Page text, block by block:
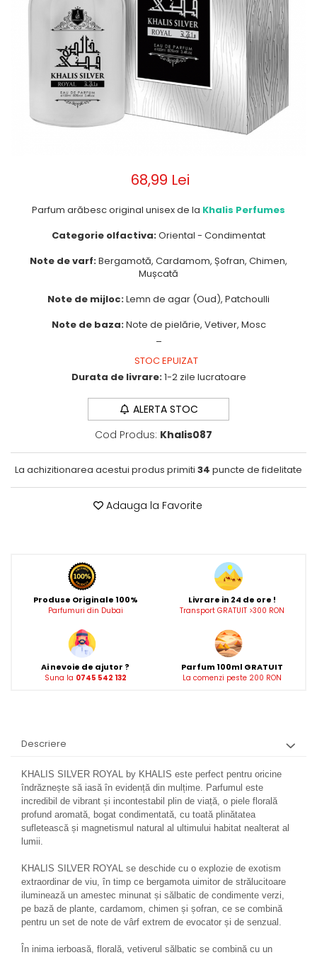
Parfumuri de ZI
Parfumuri de SEARA
Parfumuri de VARA
Parfumuri de IARNA
Frederic Patric
French Avenue
Grandeur Elite
Jenny Glow
Lattafa
Rave
68,99 Lei
Parfum arăbesc original unisex de la Khalis Perfumes
Categorie olfactiva:Oriental - Condimentat
Note de varf:Bergamotă, Cardamom, Șofran, Chimen,
Mușcată
Note de mijloc:Lemn de agar (Oud), Patchoulli
Note de baza:Note de pielărie, Vetiver, Mosc
STOC EPUIZAT
Durata de livrare:1-2 zile lucratoare
ALERTA STOC
Cod Produs: Khalis087
La achizitionarea acestui produs primiti 34 puncte de fidelitate
Adauga la Favorite
Produse Originale 100%
Parfumuri din Dubai
Livrare in 24 de ore !
Transport GRATUIT >300 RON
Ai nevoie de ajutor ?
Suna la 0745 542 132
Parfum 100ml GRATUIT
La comenzi peste 200 RON
Descriere
KHALIS SILVER ROYAL by KHALIS este perfect pentru oricine
îndrăznește să iasă în evidență din mulțime. Parfumul este
incredibil de vibrant și incontestabil plin de viață, o piele florală
profund aromată, bogat condimentată, cu toată plinătatea
sufletească și magnetismul natural al ultimului habitat nealterat al
lumii.
KHALIS SILVER ROYAL se deschide cu o explozie de exotism
extraordinar de viu, în timp ce bergamota uimitor de strălucitoare
iluminează un amestec minunat și sălbatic de condimente verzi,
pe bază de plante, cardamom, chimen și șofran, ce se combină
pentru un set de note de vârf extrem de evocator și de senzual.
În inima ierboasă, florală, vetiverul sălbatic se combină cu un